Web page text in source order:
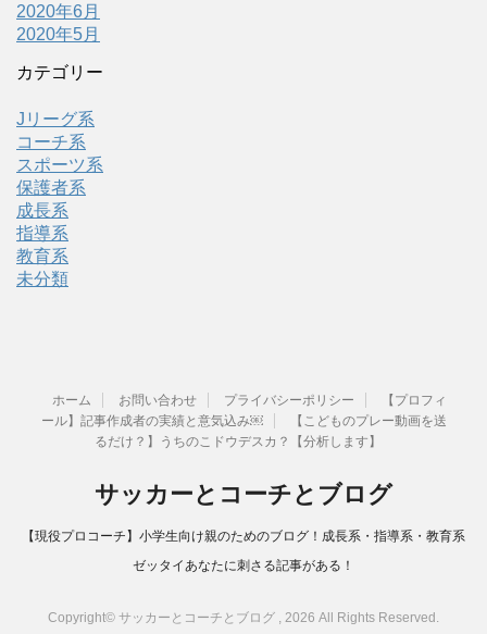
2020年6月
2020年5月
カテゴリー
Jリーグ系
コーチ系
スポーツ系
保護者系
成長系
指導系
教育系
未分類
ホーム お問い合わせ プライバシーポリシー
【プロフィ
ール】記事作成者の実績と意気込み￼
【こどものプレー動画を送
るだけ？】うちのこドウデスカ？【分析します】
サッカーとコーチとブログ
【現役プロコーチ】小学生向け親のためのブログ！成長系・指導系・教育系
ゼッタイあなたに刺さる記事がある！
Copyright© サッカーとコーチとブログ , 2026 All Rights Reserved.